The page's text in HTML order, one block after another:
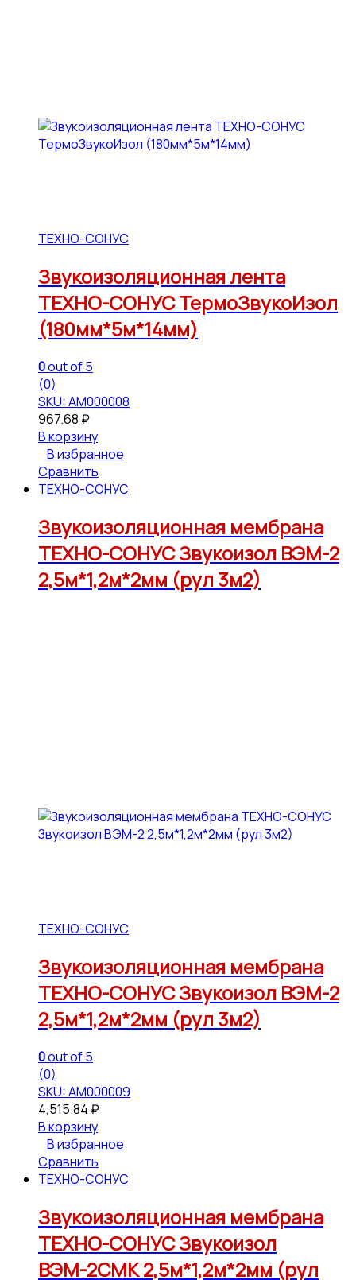
ТЕХНО-СОНУС
Звукоизоляционная лента
ТЕХНО-СОНУС ТермоЗвукоИзол
(180мм*5м*14мм)
0out of 5
(0)
SKU: АМ000008
967.68 ₽
В корзину
В избранное
Сравнить
ТЕХНО-СОНУС
Звукоизоляционная мембрана
ТЕХНО-СОНУС Звукоизол ВЭМ-2
2,5м*1,2м*2мм (рул 3м2)
ТЕХНО-СОНУС
Звукоизоляционная мембрана
ТЕХНО-СОНУС Звукоизол ВЭМ-2
2,5м*1,2м*2мм (рул 3м2)
0out of 5
(0)
SKU: АМ000009
4,515.84 ₽
В корзину
В избранное
Сравнить
ТЕХНО-СОНУС
Звукоизоляционная мембрана
ТЕХНО-СОНУС Звукоизол
ВЭМ-2СМК 2,5м*1,2м*2мм (рул